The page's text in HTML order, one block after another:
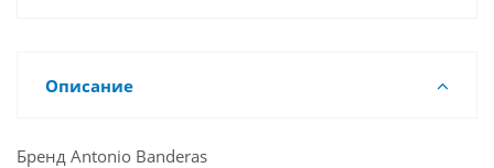
Описание
Бренд Antonio Banderas